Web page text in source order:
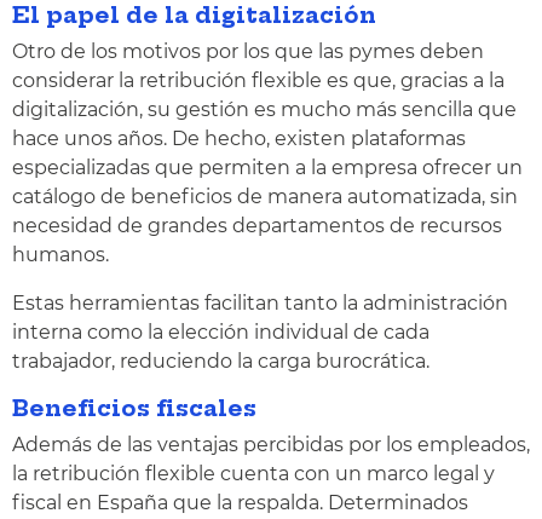
El papel de la digitalización
Otro de los motivos por los que las pymes deben
considerar la retribución flexible es que, gracias a la
digitalización, su gestión es mucho más sencilla que
hace unos años. De hecho, existen plataformas
especializadas que permiten a la empresa ofrecer un
catálogo de beneficios de manera automatizada, sin
necesidad de grandes departamentos de recursos
humanos.
Estas herramientas facilitan tanto la administración
interna como la elección individual de cada
trabajador, reduciendo la carga burocrática.
Beneficios fiscales
Además de las ventajas percibidas por los empleados,
la retribución flexible cuenta con un marco legal y
fiscal en España que la respalda. Determinados